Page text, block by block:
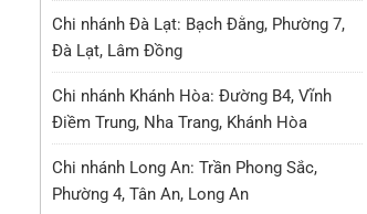
Chi nhánh Đà Lạt: Bạch Đằng, Phường 7,
Đà Lạt, Lâm Đồng
Chi nhánh Khánh Hòa: Đường B4, Vĩnh
Điềm Trung, Nha Trang, Khánh Hòa
Chi nhánh Long An: Trần Phong Sắc,
Phường 4, Tân An, Long An